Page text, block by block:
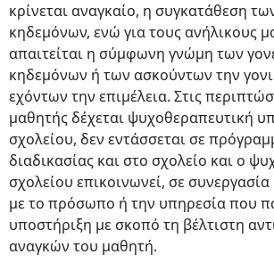
κρίνεται αναγκαίο, η συγκατάθεση
κηδεμόνων, ενώ για τους ανήλικους
απαιτείται η σύμφωνη γνώμη των
κηδεμόνων ή των ασκούντων την
εχόντων την επιμέλεια. Στις
μαθητής δέχεται ψυχοθεραπευτική
σχολείου, δεν εντάσσεται σε
διαδικασίας και στο σχολείο και ο
σχολείου επικοινωνεί, σε
με το πρόσωπο ή την υπηρεσία που
υποστήριξη με σκοπό τη βέλτιστη
αναγκών του μαθητή.